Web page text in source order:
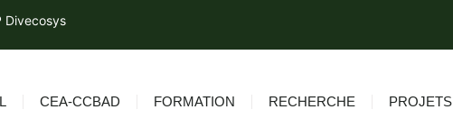
Divecosys
CEA-CCBAD FORMATION RECHERCHE PROJETS